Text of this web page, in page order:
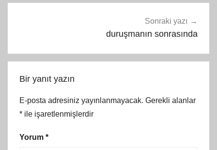
Sonraki yazı
duruşmanın sonrasında
Bir yanıt yazın
E-posta adresiniz yayınlanmayacak. Gerekli alanlar
* ile işaretlenmişlerdir
Yorum *